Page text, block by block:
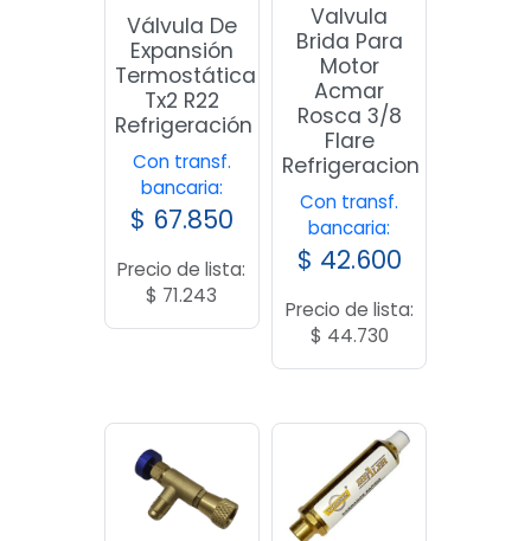
Válvula De
Expansión
Termostática
Tx2 R22
Refrigeración
Con transf.
bancaria:
$ 67.850
Precio de lista:
$ 71.243
Valvula
Brida Para
Motor
Acmar
Rosca 3/8
Flare
Refrigeracion
Con transf.
bancaria:
$ 42.600
Precio de lista:
$ 44.730